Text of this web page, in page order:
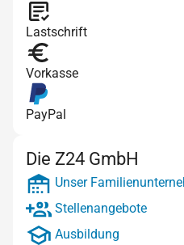
Lastschrift
Vorkasse
PayPal
Die Z24 GmbH
Unser
Stellenangebote
Ausbildung